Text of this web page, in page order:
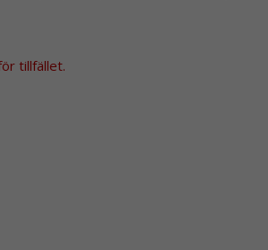
tillfället.